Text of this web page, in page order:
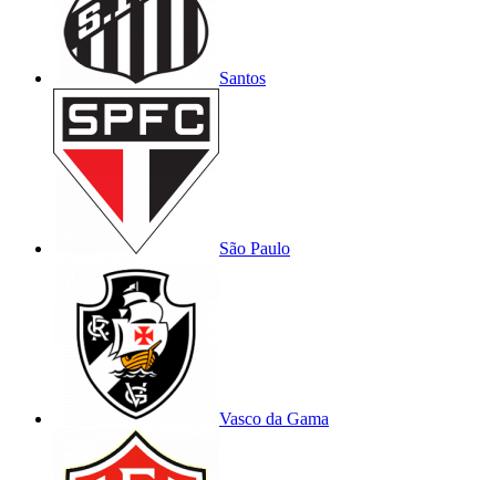
Santos
São Paulo
Vasco da Gama